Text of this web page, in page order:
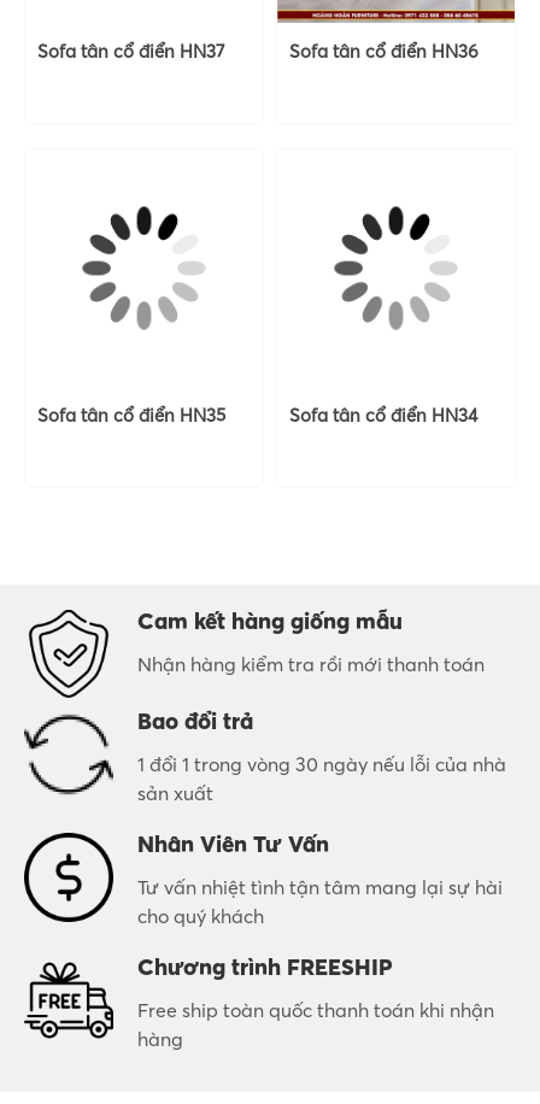
Sofa tân cổ điển HN37 Sofa tân cổ điển HN36
Sofa tân cổ điển HN35 Sofa tân cổ điển HN34
Cam kết hàng giống mẫu
Nhận hàng kiểm tra rồi mới thanh toán
Bao đổi trả
1 đổi 1 trong vòng 30 ngày nếu lỗi của nhà
sản xuất
Nhân Viên Tư Vấn
Tư vấn nhiệt tình tận tâm mang lại sự hài
cho quý khách
Chương trình FREESHIP
Free ship toàn quốc thanh toán khi nhận
hàng